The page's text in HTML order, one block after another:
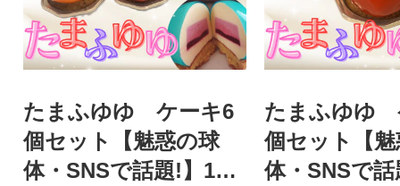
たまふゆゆ ケーキ6
個セット【魅惑の球
体・SNSで話題!】108
たまふゆゆ
個セット【
体・SNSで